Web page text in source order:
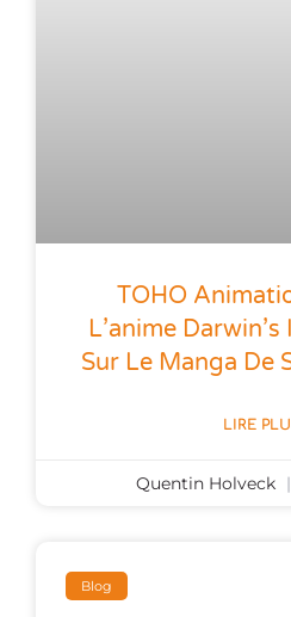
TOHO
L’anime
Sur Le Manga De
LIRE
Quentin Holveck
Blog